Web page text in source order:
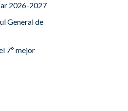
2026-2027
General de
7º mejor